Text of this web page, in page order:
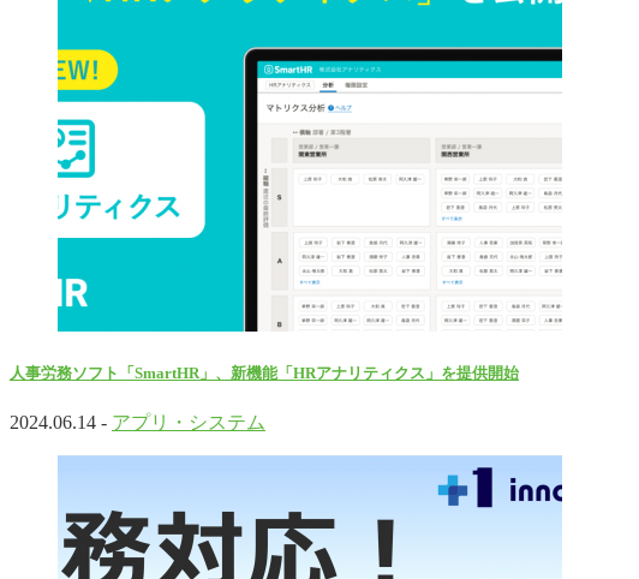
人事労務ソフト「SmartHR」、新機能「HRアナリティクス」を提供開始
2024.06.14 - アプリ・システム